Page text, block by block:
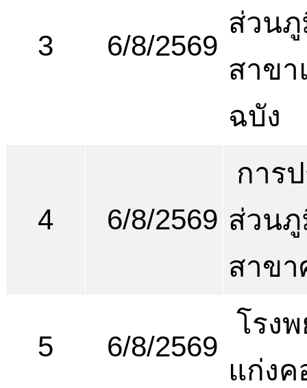
3 6/8/2569
ส่วน
สาข
ฉบัง
4 6/8/2569
การ
ส่วน
สาขา
5 6/8/2569
โรง
แก่งค